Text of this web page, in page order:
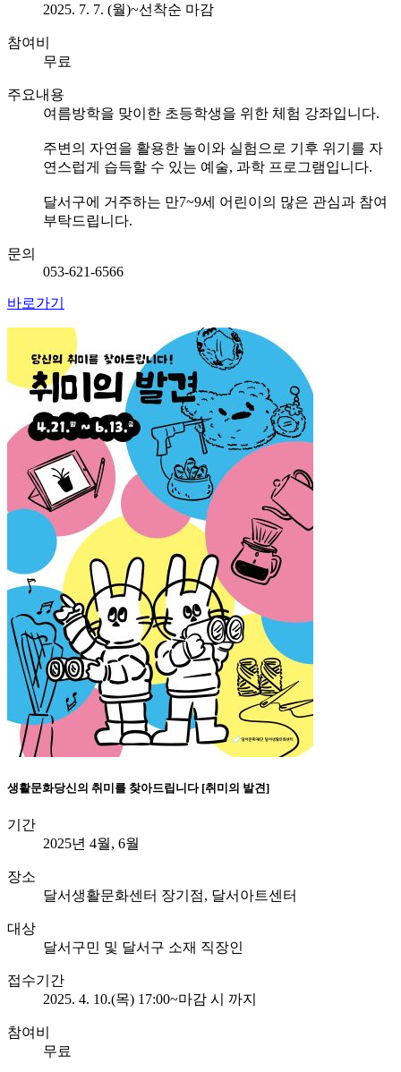
2025. 7. 7. (월)~선착순 마감
참여비
무료
주요내용
여름방학을 맞이한 초등학생을 위한 체험 강좌입니다.
주변의 자연을 활용한 놀이와 실험으로 기후 위기를 자
연스럽게 습득할 수 있는 예술, 과학 프로그램입니다.
달서구에 거주하는 만7~9세 어린이의 많은 관심과 참여
부탁드립니다.
문의
053-621-6566
바로가기
생활문화당신의 취미를 찾아드립니다 [취미의 발견]
기간
2025년 4월, 6월
장소
달서생활문화센터 장기점, 달서아트센터
대상
달서구민 및 달서구 소재 직장인
접수기간
2025. 4. 10.(목) 17:00~마감 시 까지
참여비
무료